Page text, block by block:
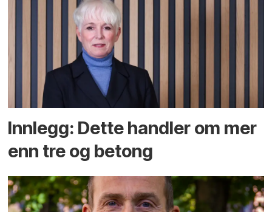
Innlegg: Dette handler om mer
enn tre og betong